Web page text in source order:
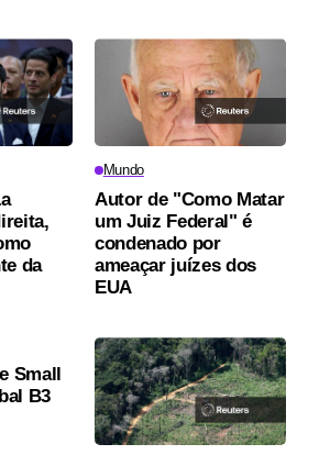
da
Mundo
Autor de "Como Matar
um Juiz Federal" é
condenado por
ameaçar juízes dos
EUA
Small
B3